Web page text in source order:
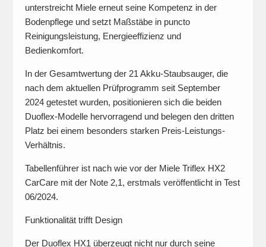
unterstreicht Miele erneut seine Kompetenz in der
Bodenpflege und setzt Maßstäbe in puncto
Reinigungsleistung, Energieeffizienz und
Bedienkomfort.
In der Gesamtwertung der 21 Akku-Staubsauger, die
nach dem aktuellen Prüfprogramm seit September
2024 getestet wurden, positionieren sich die beiden
Duoflex-Modelle hervorragend und belegen den dritten
Platz bei einem besonders starken Preis-Leistungs-
Verhältnis.
Tabellenführer ist nach wie vor der Miele Triflex HX2
CarCare mit der Note 2,1, erstmals veröffentlicht in Test
06/2024.
Funktionalität trifft Design
Der Duoflex HX1 überzeugt nicht nur durch seine